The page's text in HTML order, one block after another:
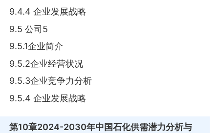
9.4.4 企业发展战略
9.5 公司5
9.5.1企业简介
9.5.2企业经营状况
9.5.3企业竞争力分析
9.5.4 企业发展战略
第10章2024-2030年中国石化供需潜力分析与